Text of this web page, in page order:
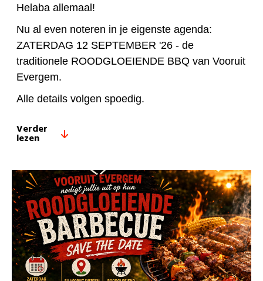
Helaba allemaal!
Nu al even noteren in je eigenste agenda:
ZATERDAG 12 SEPTEMBER '26 - de
traditionele ROODGLOEIENDE BBQ van Vooruit
Evergem.
Alle details volgen spoedig.
Verder
lezen